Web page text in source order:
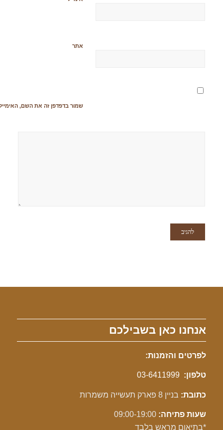
אתר
שמור בדפדפן זה את השם,
אנחנו כאן בשבילכם
לפרטים והזמנות:
טלפון: 03-6411999
כתובת: בניין 8 פארק תעשייה משמרות
שעות פתיחה:
*בתיאום מראש בלבד